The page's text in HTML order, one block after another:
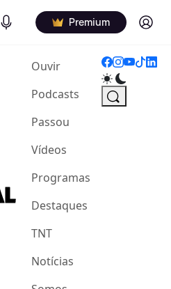
Podcasts Premium Log in
Ouvir(current)
Podcasts
Passou
Vídeos
Programas
Destaques
TNT
Notícias